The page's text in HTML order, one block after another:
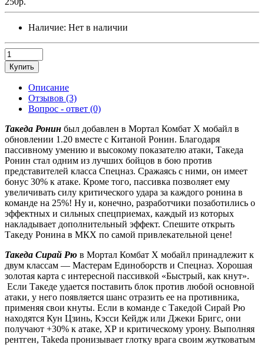
Наличие: Нет в наличии
Купить
Описание
Отзывов (3)
Вопрос - ответ (0)
Такеда Ронин был добавлен в Мортал Комбат Х мобайл в
обновлении 1.20 вместе с Китаной Ронин. Благодаря
пассивному умению и высокому показателю атаки, Такеда
Ронин стал одним из лучших бойцов в бою против
представителей класса Спецназ. Сражаясь с ними, он имеет
бонус 30% к атаке. Кроме того, пассивка позволяет ему
увеличивать силу критического удара за каждого ронина в
команде на 25%! Ну и, конечно, разработчики позаботились о
эффектных и сильных спецприемах, каждый из которых
накладывает дополнительный эффект. Спешите открыть
Такеду Ронина в МКХ по самой привлекательной цене!
Такеда Сирай Рю в Мортал Комбат Х мобайл принадлежит к
двум классам — Мастерам Единоборств и Спецназ. Хорошая
золотая карта с интересной пассивкой «Быстрый, как кнут».
Если Такеде удается поставить блок против любой основной
атаки, у него появляется шанс отразить ее на противника,
применяя свои кнуты. Если в команде с Такедой Сирай Рю
находятся Кун Цзинь, Кэсси Кейдж или Джеки Бригс, они
получают +30% к атаке, ХР и критическому урону. Выполняя
рентген, Takeda пронизывает глотку врага своим жутковатым